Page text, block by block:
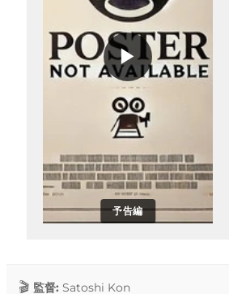
予告編
▶
監督: Satoshi Kon